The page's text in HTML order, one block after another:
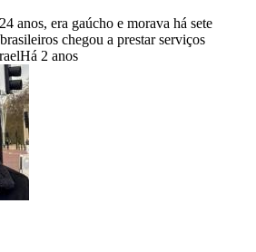
anos, era gaúcho e morava há sete
chegou a prestar serviços
Há 2 anos